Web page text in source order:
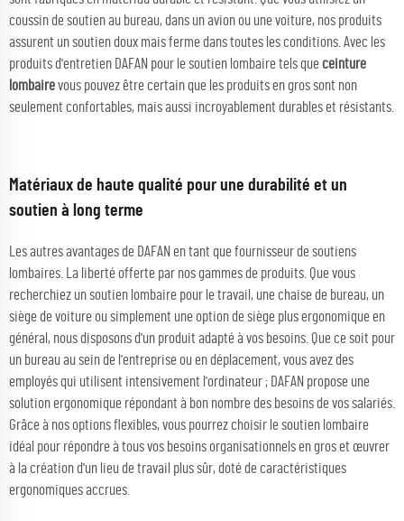
coussin de soutien au bureau, dans un avion ou une voiture, nos produits
assurent un soutien doux mais ferme dans toutes les conditions. Avec les
produits d'entretien DAFAN pour le soutien lombaire tels queceinture
lombairevous pouvez être certain que les produits en gros sont non
seulement confortables, mais aussi incroyablement durables et résistants.
Matériaux de haute qualité pour une durabilité et un
soutien à long terme
Les autres avantages de DAFAN en tant que fournisseur de soutiens
lombaires. La liberté offerte par nos gammes de produits. Que vous
recherchiez un soutien lombaire pour le travail, une chaise de bureau, un
siège de voiture ou simplement une option de siège plus ergonomique en
général, nous disposons d'un produit adapté à vos besoins. Que ce soit pour
un bureau au sein de l'entreprise ou en déplacement, vous avez des
employés qui utilisent intensivement l'ordinateur ; DAFAN propose une
solution ergonomique répondant à bon nombre des besoins de vos salariés.
Grâce à nos options flexibles, vous pourrez choisir le soutien lombaire
idéal pour répondre à tous vos besoins organisationnels en gros et œuvrer
à la création d'un lieu de travail plus sûr, doté de caractéristiques
ergonomiques accrues.